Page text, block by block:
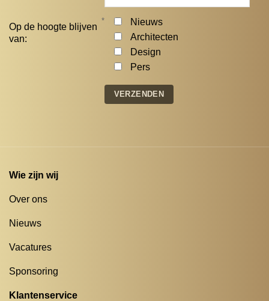
Op de hoogte blijven
van:
*
Nieuws
Architecten
Design
Pers
Wie zijn wij
Over ons
Nieuws
Vacatures
Sponsoring
Klantenservice